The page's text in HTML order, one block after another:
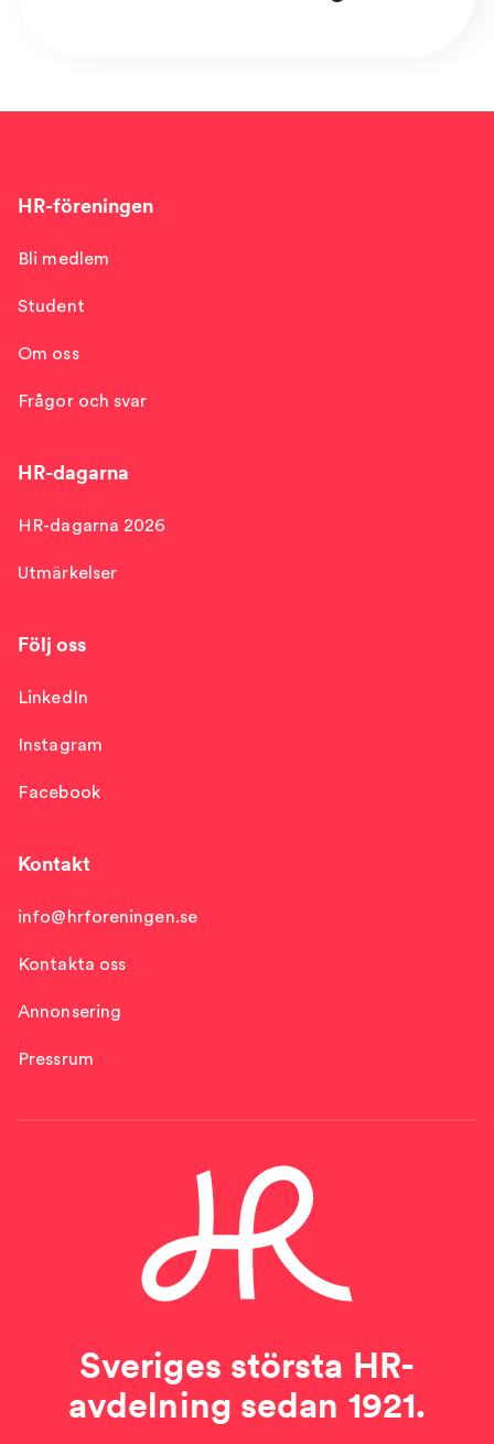
HR-föreningen
Bli medlem
Student
Om oss
Frågor och svar
HR-dagarna
HR-dagarna 2026
Utmärkelser
Följ oss
LinkedIn
Instagram
Facebook
Kontakt
info@hrforeningen.se
Kontakta oss
Annonsering
Pressrum
Sveriges största HR-
avdelning sedan 1921.